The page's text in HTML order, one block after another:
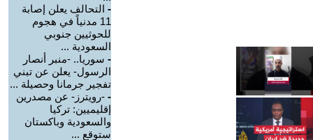
- التحالف يعلن إصابة
11 مدنياً في هجوم
للحوثيين جنوبي
السعودية ...
- سوريا.. -منبر أنصار
الرسول- يعلن عن تبني
تفجير جرمانا وحصيلة ...
- -رويترز- عن مصدرين
إقليميين: تركيا
والسعودية وباكستان
ستوقع ...